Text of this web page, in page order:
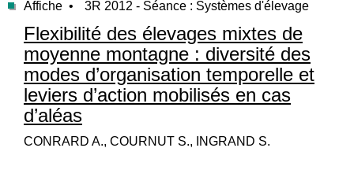
Affiche • 3R 2012 - Séance : Systèmes d'élevage
Flexibilité des élevages mixtes de
moyenne montagne : diversité des
modes d’organisation temporelle et
leviers d’action mobilisés en cas
d’aléas
CONRARD A., COURNUT S., INGRAND S.